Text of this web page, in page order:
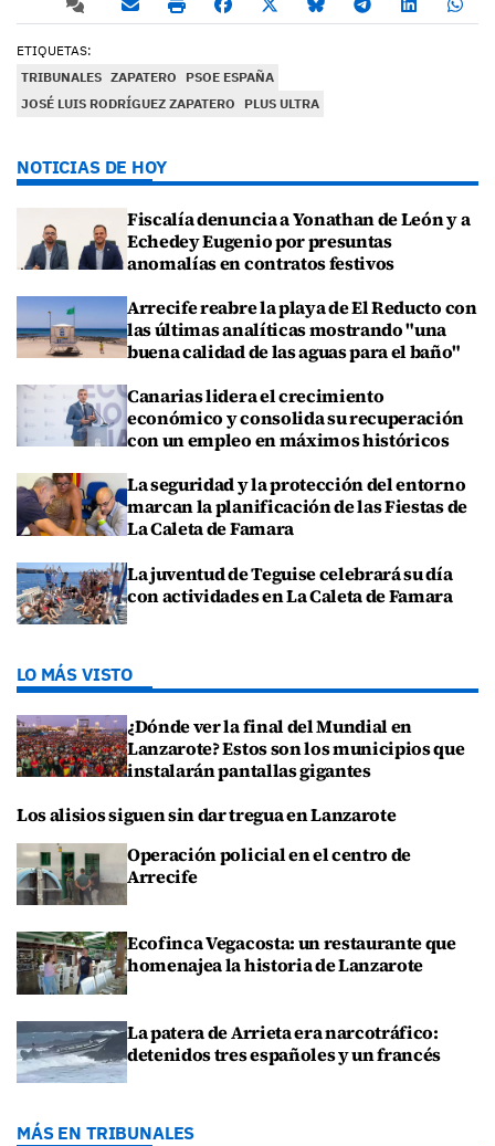
ETIQUETAS:
TRIBUNALES ZAPATERO
PSOE ESPAÑA
JOSÉ LUIS RODRÍGUEZ ZAPATERO
PLUS ULTRA
NOTICIAS DE HOY
Fiscalía denuncia a Yonathan de León y a
Echedey Eugenio por presuntas
anomalías en contratos festivos
Arrecife reabre la playa de El Reducto con
las últimas analíticas mostrando "una
buena calidad de las aguas para el baño"
Canarias lidera el crecimiento
económico y consolida su recuperación
con un empleo en máximos históricos
La seguridad y la protección del entorno
marcan la planificación de las Fiestas de
La Caleta de Famara
La juventud de Teguise celebrará su día
con actividades en La Caleta de Famara
LO MÁS VISTO
¿Dónde ver la final del Mundial en
Lanzarote? Estos son los municipios que
instalarán pantallas gigantes
Los alisios siguen sin dar tregua en Lanzarote
Operación policial en el centro de
Arrecife
Ecofinca Vegacosta: un restaurante que
homenajea la historia de Lanzarote
La patera de Arrieta era narcotráfico:
detenidos tres españoles y un francés
MÁS EN TRIBUNALES